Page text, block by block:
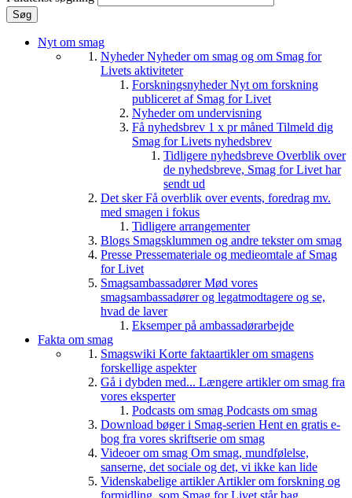
Nyt om smag
NyhederNyheder om smag og om Smag for
Livets aktiviteter
ForskningsnyhederNyt om forskning
publiceret af Smag for Livet
Nyheder om undervisning
Få nyhedsbrev 1 x pr måned Tilmeld dig
Smag for Livets nyhedsbrev
Tidligere nyhedsbreve Overblik over
de nyhedsbreve, Smag for Livet har
sendt ud
Det skerFå overblik over events, foredrag mv.
med smagen i fokus
Tidligere arrangementer
Blogs Smagsklummen og andre tekster om smag
Presse Pressemateriale og medieomtale af Smag
for Livet
SmagsambassadørerMød vores
smagsambassadører og legatmodtagere og se,
hvad de laver
Eksemper på ambassadørarbejde
Fakta om smag
Smagswiki Korte faktaartikler om smagens
forskellige aspekter
Gå i dybden med... Længere artikler om smag fra
vores eksperter
Podcasts om smag Podcasts om smag
Download bøger i Smag-serien Hent en gratis e-
bog fra vores skriftserie om smag
Videoer om smag Om smag, mundfølelse,
sanserne, det sociale og det, vi ikke kan lide
Videnskabelige artiklerArtikler om forskning og
formidling, som Smag for Livet står bag